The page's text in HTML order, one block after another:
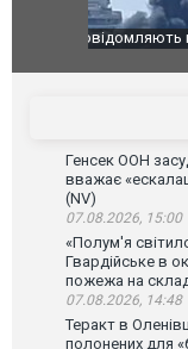
За 2000
склад
Генсек ООН
вважає
(NV)
07.08.2026, 15:00
«Полум'я
Гвардійське в
пожежа на
07.08.2026, 14:48
Теракт в
полонених для